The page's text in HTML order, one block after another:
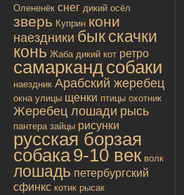
Олененёк снег дикий осёл
зверь Куприн кони
наездники быкскачки
конь Жаба дикий кот ретро
самаркандсобаки
наездник Арабский жеребец
окна улицы щенки птицы охотник
Жеребец лошади рысь
пантера зайцы рисунки
русская борзая
собака9-10 век волк
лошадь петербургский
сфинкс котик рысак